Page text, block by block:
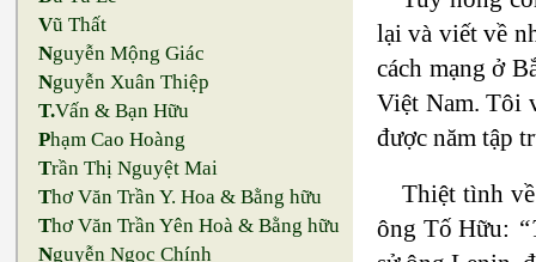
Vũ Thất
Nguyễn Mộng Giác
Nguyễn Xuân Thiệp
T.Vấn & Bạn Hữu
Phạm Cao Hoàng
Trần Thị Nguyệt Mai
Thơ Văn Trần Y. Hoa & Bằng hữu
Thơ Văn Trần Yên Hoà & Bằng hữu
Nguyễn Ngọc Chính
lại và viết về
cách mạng ở
Việt Nam. Tôi
được năm tập
Thiệt tình
ông Tố Hữu: